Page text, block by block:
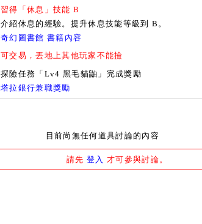
習得「休息」技能 B
介紹休息的經驗。提升休息技能等級到 B。
奇幻圖書館 書籍內容
可交易，丟地上其他玩家不能撿
探險任務「Lv4 黑毛貓鼬」完成獎勵
塔拉銀行兼職獎勵
目前尚無任何道具討論的內容
請先 登入 才可參與討論。